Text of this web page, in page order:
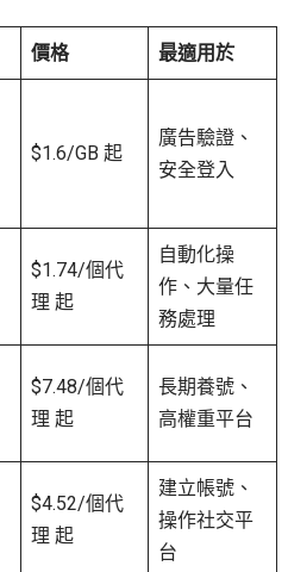
價格 最適用於
$1.6/GB 起
廣告驗證、
安全登入
$1.74/個代
理 起
自動化操
作、大量任
務處理
$7.48/個代
理 起
長期養號、
高權重平台
$4.52/個代
理 起
建立帳號、
操作社交平
台